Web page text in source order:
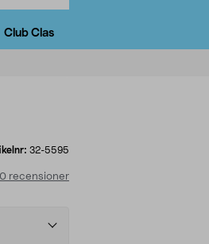
Club Clas
32-5595
recensioner